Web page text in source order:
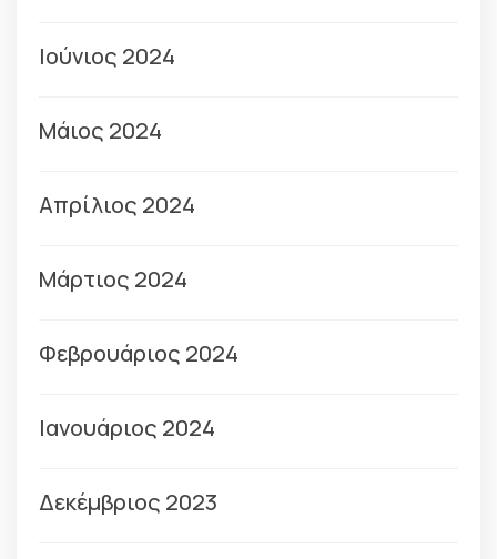
Ιούνιος 2024
Μάιος 2024
Απρίλιος 2024
Μάρτιος 2024
Φεβρουάριος 2024
Ιανουάριος 2024
Δεκέμβριος 2023